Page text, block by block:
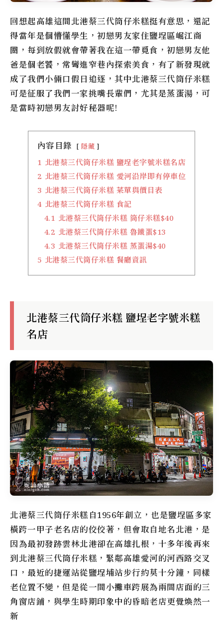
回想起高雄這間北港蔡三代筒仔米糕挺有意思，還記
得當年是個懵懂學生，初戀男友家住鹽埕區崛江商
圈，每到放假就會帶著我在這一帶覓食，初戀男友他
爸是個老饕，常彎進窄巷內探索美食，有了新發現就
成了我們小倆口假日追逐，其中北港蔡三代筒仔米糕
可是征服了我們一家挑嘴長輩們，尤其是蒸蛋湯，可
是當時初戀男友討好秘器呢!
內容目錄 隱藏
1 北港蔡三代筒仔米糕 鹽埕老字號米糕名店
2 北港蔡三代筒仔米糕 愛河沿岸即有停車位
3 北港蔡三代筒仔米糕 菜單與價目表
4 北港蔡三代筒仔米糕 食記
4.1 北港蔡三代筒仔米糕 筒仔米糕$40
4.2 北港蔡三代筒仔米糕 魯鐵蛋$13
4.3 北港蔡三代筒仔米糕 蒸蛋湯$40
5 北港蔡三代筒仔米糕 餐廳資訊
北港蔡三代筒仔米糕 鹽埕老字號米糕
名店
北港蔡三代筒仔米糕 自1956年創立，也是鹽埕區多家
橫跨一甲子老名店的佼佼著，但會取自地名北港，是
因為最初發跡雲林北港卻在高雄扎根，十多年後再來
到北港蔡三代筒仔米糕 ，緊鄰高雄愛河的河西路交叉
口，最近的捷運站從鹽埕埔站步行約莫十分鐘，同樣
老位置不變，但是從一間小攤車跨展為兩間店面的三
角窗店鋪，與學生時期印象中的昏暗老店更覺煥然一
新